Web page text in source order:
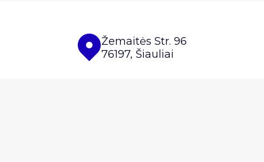
Žemaitės Str. 96
76197, Šiauliai